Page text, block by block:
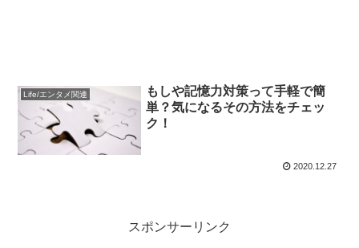
Life/エンタメ関連
もしや記憶力対策って手軽で簡
単？気になるその方法をチェッ
ク！
2020.12.27
スポンサーリンク